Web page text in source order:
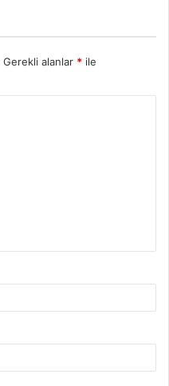
Gerekli alanlar * ile